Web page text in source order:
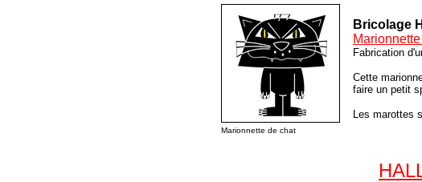
Marionnette de chat
Bricolage
Fabrication
Cette
faire un petit
Les marottes